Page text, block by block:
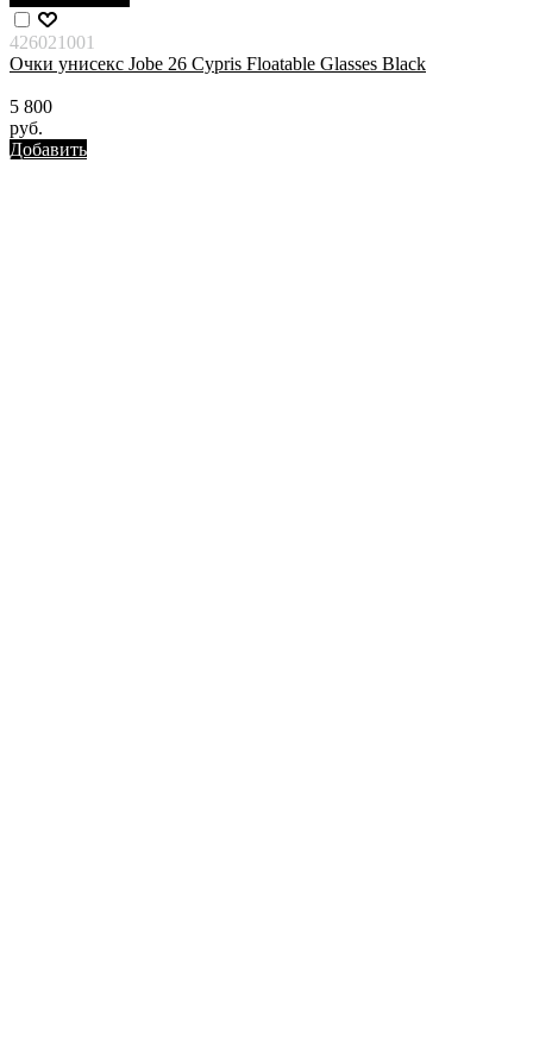
426021001
Очки унисекс Jobe 26 Cypris Floatable Glasses Black
5 800
руб.
Добавить